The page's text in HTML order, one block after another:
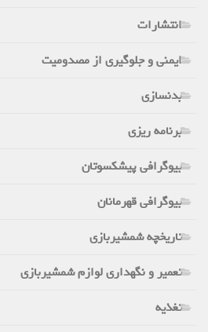
انتشارات
ایمنی و جلوگیری از مصدومیت
بدنسازی
برنامه ریزی
بیوگرافی پیشکسوتان
بیوگرافی قهرمانان
تاریخچه شمشیربازی
تعمیر و نگهداری لوازم شمشیربازی
تغذیه